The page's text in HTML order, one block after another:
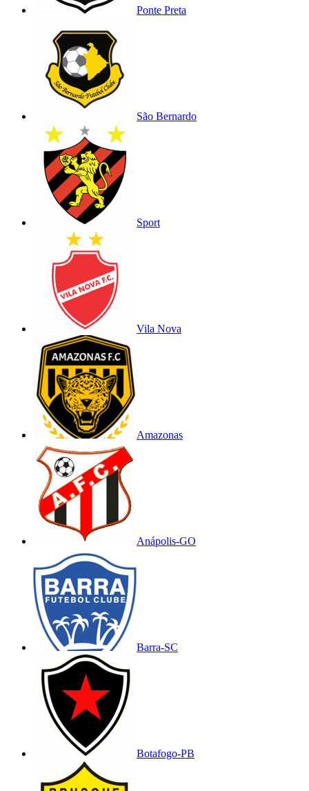
Ponte Preta
São Bernardo
Sport
Vila Nova
Amazonas
Anápolis-GO
Barra-SC
Botafogo-PB